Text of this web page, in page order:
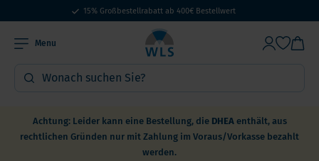
15% Großbestellrabatt ab 400€ Bestellwert
Menu
Achtung: Leider kann eine Bestellung, die DHEAenthält, aus
rechtlichen Gründen nur mit Zahlung im Voraus/Vorkasse bezahlt
werden.